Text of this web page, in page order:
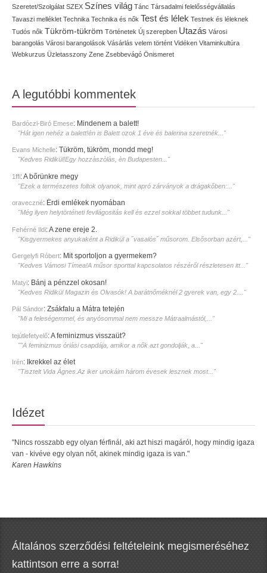
Szeretet/Szolgálat SZEX Színes világ Tánc Társadalmi felelősségvállalás
Tavaszi melléklet Technika Technika és nők Test és lélek Testnek és léleknek
Tudós nők Tükröm-tükröm Történetek Új szerepben Utazás Városi
barangolás Városi barangolások Vásárlás velem történt Vidéken Vitaminkultúra
Webkurzus Üzletasszony Zene Zsebbevágó Önismeret
A legutóbbi kommentek
Bardóczi-Biró Emese: Mindenem a balett!
"Hát igen nehéz a balett!én is Balett ozok 1 éve és balerina szeretnék..."
Evans Michelle: Tükröm, tükröm, mondd meg!
"Kedves Ridikül!Egy hozzàszòlàs, èn Budapesten..."
1ffi:A bőrünkre megy
"Ezek a természetes foltok olyanok, mint apró zárványok a drágakőben:..."
oraveczné: Érdi emlékek nyomában
"Még ilyen helytörténeti fevilágositás kell és ezzel sokkal többet tudunk..."
Fehérné Ildi:A zene ereje 2.
"Kisgyermekes anyukaként a Ridikül a ˝vasalós˝ műsorom. Elsősorban azért,..."
Gergelyfi Róbert: Mit sportoljon a gyermekem?
"Kedves Vámosi Tímea!A műsor sporttal kapcsolatos részéről részletesen itt..."
Matyi: Bánj a pénzzel okosan!
"Kedves Ridikül Magazin és Olvasók! A barátnőméknél 2 gyerek van, egy 2...."
Pál Sándor: Zsákfalu a Mátra tetején
"Mi a feleségemmel, és anyósommal nem messze Mátraalmástól,..."
tejútlefetyelő:A feminizmus visszaüt?
""A feminizmus óriási csapdája, amikor a nők azt gondolják, a..."
Irén: Ikrekkel az élet
"Tisztelt Vida Ágnes.Az iker unokáim három évesek lesznek most..."
Idézet
"Nincs rosszabb egy olyan férfinál, aki azt hiszi magáról, hogy mindig igaza
van - kivéve egy olyan nőt, akinek mindig igaza is van."
Karen Hawkins
Általános szerződési feltételeink megismeréséhez
kattintson erre a sorra!